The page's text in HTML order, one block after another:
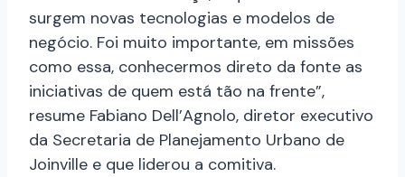
surgem novas tecnologias e modelos de
negócio. Foi muito importante, em missões
como essa, conhecermos direto da fonte as
iniciativas de quem está tão na frente”,
resume Fabiano Dell’Agnolo, diretor executivo
da Secretaria de Planejamento Urbano de
Joinville e que liderou a comitiva.